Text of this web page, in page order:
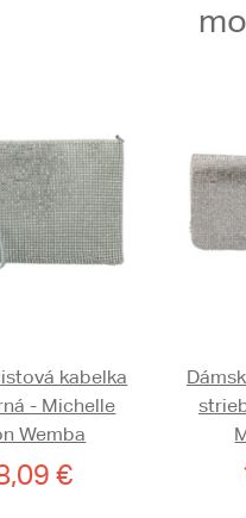
kabelka
- Michelle
Wemba
€